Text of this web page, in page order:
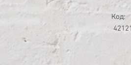
Код: